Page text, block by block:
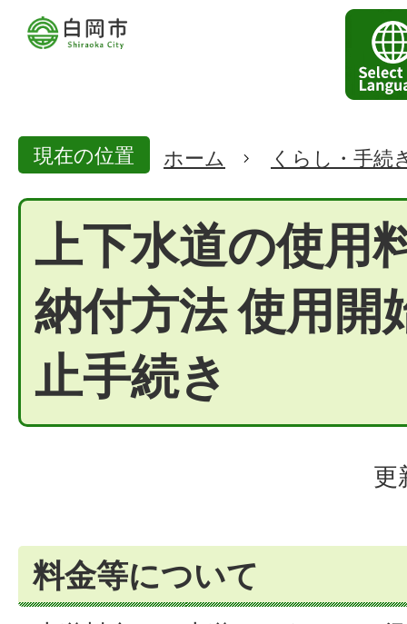
現在の位置 ホーム くらし・手続
上下水道の使用
納付方法 使用開
止手続き
更
料金等について